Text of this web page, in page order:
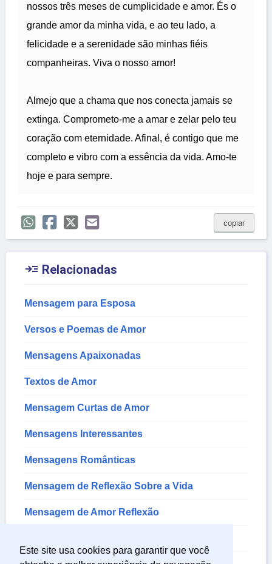
Este site usa cookies para garantir que você
nossos três meses de cumplicidade e amor. És o
grande amor da minha vida, e ao teu lado, a
felicidade e a serenidade são minhas fiéis
companheiras. Viva o nosso amor!
Almejo que a chama que nos conecta jamais se
extinga. Comprometo-me a amar e zelar pelo teu
coração com eternidade. Afinal, é contigo que me
completo e vibro com a essência da vida. Amo-te
hoje e para sempre.
copiar
 Relacionadas
Mensagem para Esposa
Versos e Poemas de Amor
Mensagens Apaixonadas
Textos de Amor
Mensagem Curtas de Amor
Mensagens Interessantes
Mensagens Românticas
Mensagem de Reflexão Sobre a Vida
Mensagem de Amor Reflexão